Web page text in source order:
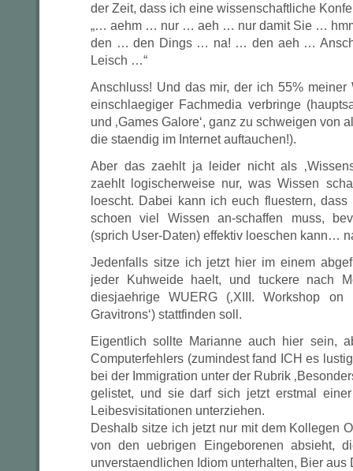
der Zeit, dass ich eine wissenschaftliche
„… aehm … nur … aeh … nur damit Sie …
den … den Dings … na! … den aeh …
Leisch …“
Anschluss! Und das mir, der ich 55% meiner
einschlaegiger Fachmedia verbringe
und ‚Games Galore‘, ganz zu schweigen von
die staendig im Internet auftauchen!).
Aber das zaehlt ja leider nicht als
zaehlt logischerweise nur, was Wissen
loescht. Dabei kann ich euch fluestern,
schoen viel Wissen an-schaffen muss,
(sprich User-Daten) effektiv loeschen kann…
Jedenfalls sitze ich jetzt hier im einem
jeder Kuhweide haelt, und tuckere nach
diesjaehrige WUERG (‚XIII. Workshop on
Gravitrons‘) stattfinden soll.
Eigentlich sollte Marianne auch hier sein,
Computerfehlers (zumindest fand ICH es
bei der Immigration unter der Rubrik
gelistet, und sie darf sich jetzt erstmal
Leibesvisitationen unterziehen.
Deshalb sitze ich jetzt nur mit dem Kollegen
von den uebrigen Eingeborenen absieht,
unverstaendlichen Idiom unterhalten, Bier aus